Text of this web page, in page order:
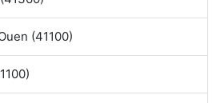
(41100)